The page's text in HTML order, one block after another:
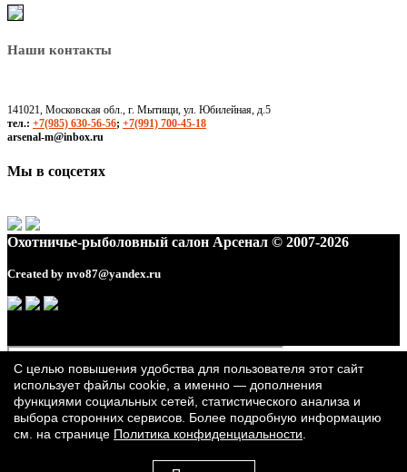
Наши контакты
141021, Московская обл., г. Мытищи, ул. Юбилейная, д.5
тел.: +7(985) 630-56-56; +7(991) 700-45-18
arsenal-m@inbox.ru
Мы в соцсетях
Охотничье-рыболовный салон Арсенал © 2007-2026
Created by nvo87@yandex.ru
С целью повышения удобства для пользователя этот сайт
использует файлы cookie, а именно — дополнения
функциями социальных сетей, статистического анализа и
выбора сторонних сервисов. Более подробную информацию
см. на странице Политика конфиденциальности